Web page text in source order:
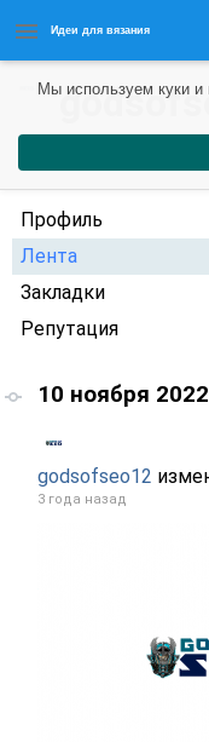
Идеи для вязания
Профиль
Лента
Закладки
Репутация
10 ноября 2022
godsofseo12
3 года назад
Мы используем куки и